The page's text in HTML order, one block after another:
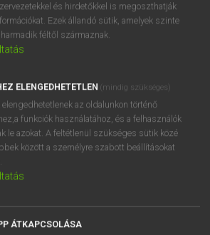
belépek.
REGISZTRÁCIÓ
SZÓTÁR
declaration
és hirdetőkkel is megoszthatják
Ezek állandó sütik, amelyek szinte
féltől származnak.
ELENGEDHETETLEN (mindig szükséges)
elengedhetetlenek az oldalunkon történő
funkciók használatához, és a felhasználók
le azokat. A feltétlenül szükséges sütik közé
között a személyre szabott beállításokat
ÁTKAPCSOLÁSA